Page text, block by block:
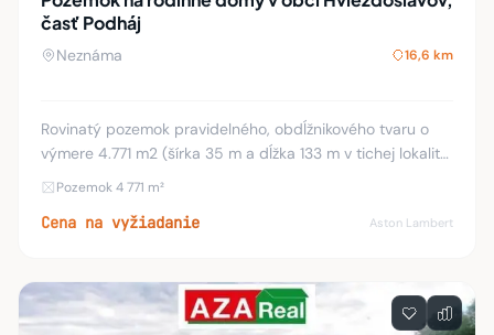
časť Podháj
Neznáma 16,6 km
Rovinatý pozemok pravidelného, obdĺžnikového tvaru o
výmere 4.771 m2 (šírka 35 m a dĺžka 133 m v tichej lokalite
– Hviezdoslavov – Podháj (Broskyňová ulica). Pozemok je
Pozemok 4 771 m²
Cena na vyžiadanie Aston Lambert